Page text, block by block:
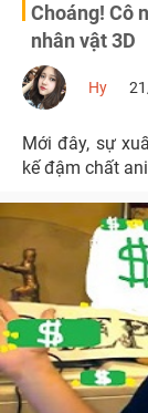
Choáng! Cô
nhân vật 3D
Hy
Mới đây, sự
kế đậm chất